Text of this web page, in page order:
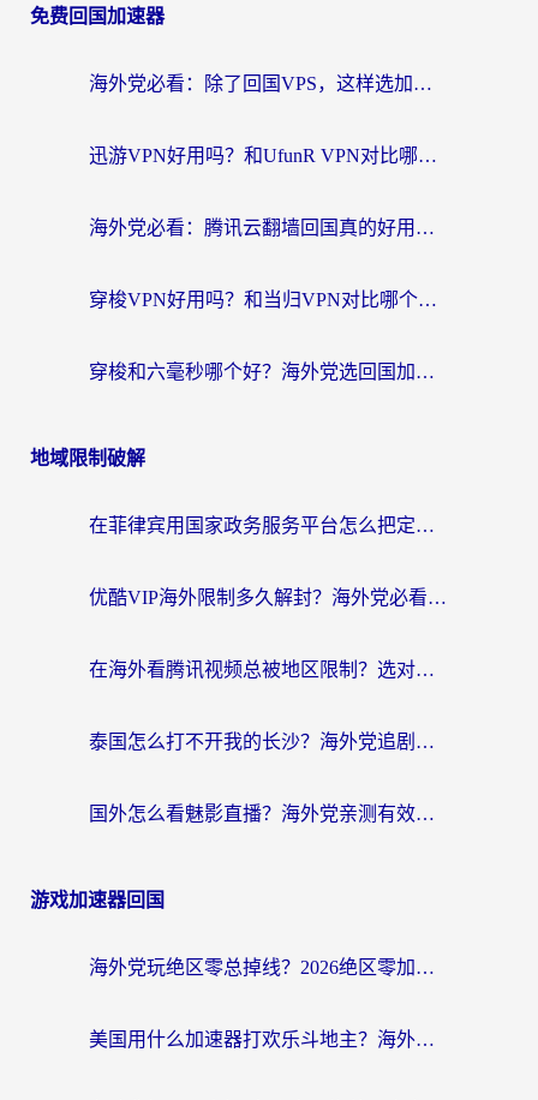
免费回国加速器
海外党必看：除了回国VPS，这样选加速器也能无缝刷国内资源？
迅游VPN好用吗？和UfunR VPN对比哪个回国效果更好？海外党亲测避坑指南
海外党必看：腾讯云翻墙回国真的好用吗？+ 3步选对回国加速器指南
穿梭VPN好用吗？和当归VPN对比哪个回国效果更好？海外党亲测实用指南
穿梭和六毫秒哪个好？海外党选回国加速器的避坑指南，附番茄加速器实测
地域限制破解
在菲律宾用国家政务服务平台怎么把定位修改到中国国内？3步解决+海外看剧听歌全攻略
优酷VIP海外限制多久解封？海外党必看的跨区难题一站式解决指南
在海外看腾讯视频总被地区限制？选对回国加速器，还能解决泰国政务网和蜻蜓FM卡顿问题
泰国怎么打不开我的长沙？海外党追剧看片的破局指南
国外怎么看魅影直播？海外党亲测有效的回国加速指南（附听歌、看央视VIP技巧）
游戏加速器回国
海外党玩绝区零总掉线？2026绝区零加速器推荐+跨平台国服游戏加速攻略
美国用什么加速器打欢乐斗地主？海外党亲测有效的国服游戏加速指南